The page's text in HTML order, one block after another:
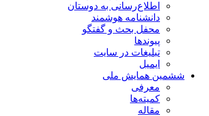
اطلاع‌رسانی به دوستان
دانشنامه هوشمند
محفل بحث و گفتگو
پیوندها
تبلیغات در سایت
ایمیل
ششمین همایش ملی
معرفی
کمیته‌ها
مقاله